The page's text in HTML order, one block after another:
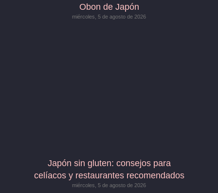
Obon de Japón
miércoles, 5 de agosto de 2026
Japón sin gluten: consejos para
celíacos y restaurantes recomendados
miércoles, 5 de agosto de 2026